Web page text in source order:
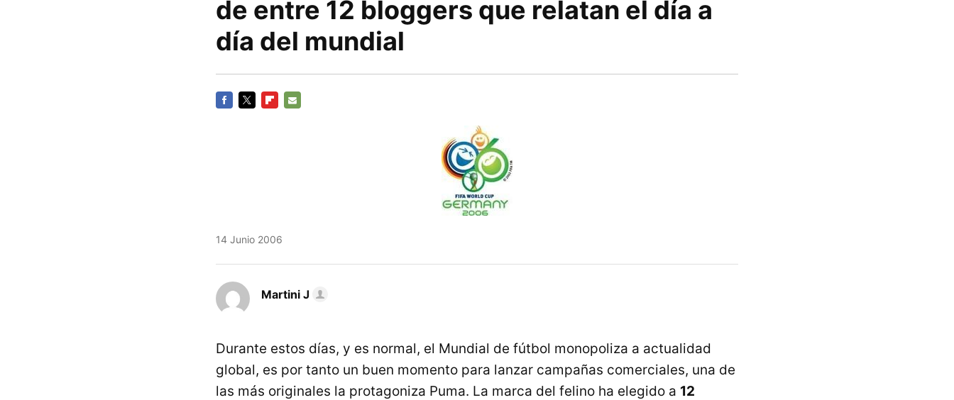
de entre 12 bloggers que relatan el día a
día del mundial
14 Junio 2006
Martini J
Durante estos días, y es normal, el Mundial de fútbol monopoliza a actualidad
global, es por tanto un buen momento para lanzar campañas comerciales, una de
las más originales la protagoniza Puma. La marca del felino ha elegido a 12